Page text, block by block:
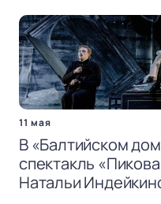
11 мая
В «Балтийском
спектакль
Натальи